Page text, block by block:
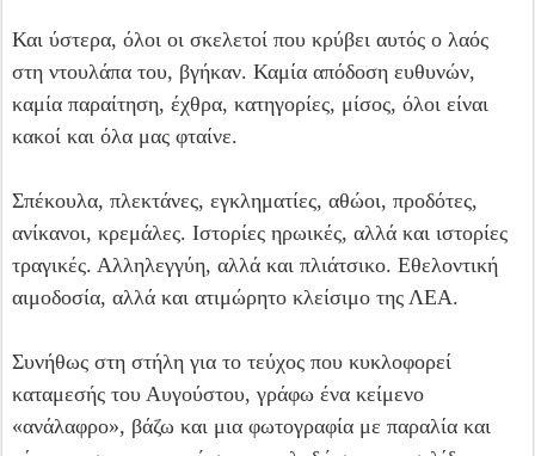
Και ύστερα, όλοι οι σκελετοί που κρύβει αυτός ο λαός
στη ντουλάπα του, βγήκαν. Καμία απόδοση ευθυνών,
καμία παραίτηση, έχθρα, κατηγορίες, μίσος, όλοι είναι
κακοί και όλα μας φταίνε.
Σπέκουλα, πλεκτάνες, εγκληματίες, αθώοι, προδότες,
ανίκανοι, κρεμάλες. Ιστορίες ηρωικές, αλλά και ιστορίες
τραγικές. Αλληλεγγύη, αλλά και πλιάτσικο. Εθελοντική
αιμοδοσία, αλλά και ατιμώρητο κλείσιμο της ΛΕΑ.
Συνήθως στη στήλη για το τεύχος που κυκλοφορεί
καταμεσής του Αυγούστου, γράφω ένα κείμενο
«ανάλαφρο», βάζω και μια φωτογραφία με παραλία και